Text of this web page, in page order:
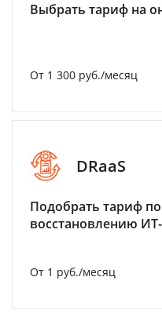
Выбрать тариф на
От 1 300 руб./месяц
DRaaS
Подобрать тариф
восстановлению
От 1 руб./месяц